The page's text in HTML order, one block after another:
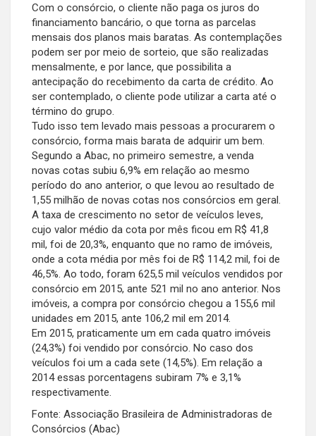
Com o consórcio, o cliente não paga os juros do
financiamento bancário, o que torna as parcelas
mensais dos planos mais baratas. As contemplações
podem ser por meio de sorteio, que são realizadas
mensalmente, e por lance, que possibilita a
antecipação do recebimento da carta de crédito. Ao
ser contemplado, o cliente pode utilizar a carta até o
término do grupo.
Tudo isso tem levado mais pessoas a procurarem o
consórcio, forma mais barata de adquirir um bem.
Segundo a Abac, no primeiro semestre, a venda
novas cotas subiu 6,9% em relação ao mesmo
período do ano anterior, o que levou ao resultado de
1,55 milhão de novas cotas nos consórcios em geral.
A taxa de crescimento no setor de veículos leves,
cujo valor médio da cota por mês ficou em R$ 41,8
mil, foi de 20,3%, enquanto que no ramo de imóveis,
onde a cota média por mês foi de R$ 114,2 mil, foi de
46,5%. Ao todo, foram 625,5 mil veículos vendidos por
consórcio em 2015, ante 521 mil no ano anterior. Nos
imóveis, a compra por consórcio chegou a 155,6 mil
unidades em 2015, ante 106,2 mil em 2014.
Em 2015, praticamente um em cada quatro imóveis
(24,3%) foi vendido por consórcio. No caso dos
veículos foi um a cada sete (14,5%). Em relação a
2014 essas porcentagens subiram 7% e 3,1%
respectivamente.
Fonte: Associação Brasileira de Administradoras de
Consórcios (Abac)